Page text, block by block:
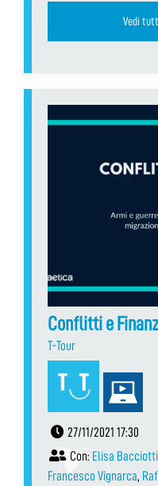
Vedi
Conflitti e
T-Tour
27/11/2021 17:30
Con: Elisa Bacciotti
Francesco Vignarca,